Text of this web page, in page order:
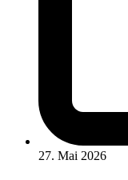
27. Mai 2026